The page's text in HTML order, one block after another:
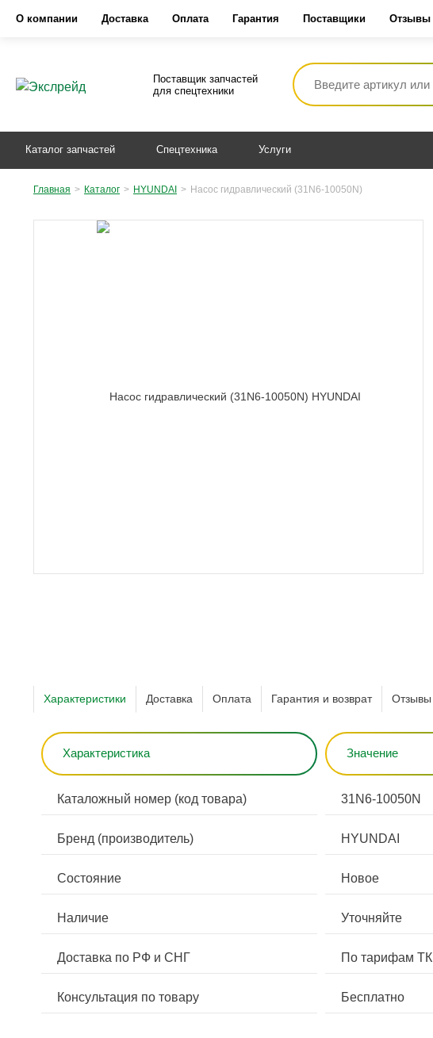
О компании Доставка Оплата Гарантия Поставщики Отзывы
Поставщик запчастей
для спецтехники
Каталог запчастей Спецтехника Услуги
Главная > Каталог > HYUNDAI > Насос гидравлический (31N6-10050N)
Характеристики Доставка Оплата Гарантия и возврат Отзывы
Характеристика Значение
Каталожный номер (код товара) 31N6-10050N
Бренд (производитель) HYUNDAI
Состояние Новое
Наличие Уточняйте
Доставка по РФ и СНГ По тарифам ТК
Консультация по товару Бесплатно